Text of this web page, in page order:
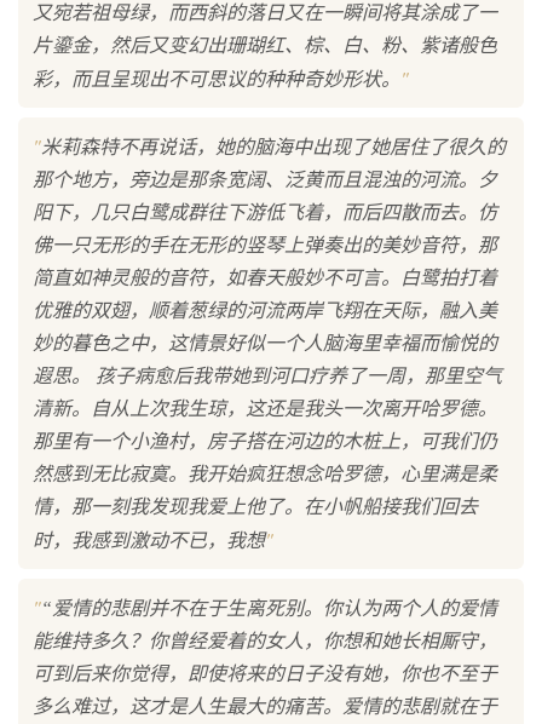
又宛若祖母绿，而西斜的落日又在一瞬间将其涂成了一
片鎏金，然后又变幻出珊瑚红、棕、白、粉、紫诸般色
彩，而且呈现出不可思议的种种奇妙形状。
"
"米莉森特不再说话，她的脑海中出现了她居住了很久的
那个地方，旁边是那条宽阔、泛黄而且混浊的河流。夕
阳下，几只白鹭成群往下游低飞着，而后四散而去。仿
佛一只无形的手在无形的竖琴上弹奏出的美妙音符，那
简直如神灵般的音符，如春天般妙不可言。白鹭拍打着
优雅的双翅，顺着葱绿的河流两岸飞翔在天际，融入美
妙的暮色之中，这情景好似一个人脑海里幸福而愉悦的
遐思。 孩子病愈后我带她到河口疗养了一周，那里空气
清新。自从上次我生琼，这还是我头一次离开哈罗德。
那里有一个小渔村，房子搭在河边的木桩上，可我们仍
然感到无比寂寞。我开始疯狂想念哈罗德，心里满是柔
情，那一刻我发现我爱上他了。在小帆船接我们回去
时，我感到激动不已，我想"
"“爱情的悲剧并不在于生离死别。你认为两个人的爱情
能维持多久？你曾经爱着的女人，你想和她长相厮守，
可到后来你觉得，即使将来的日子没有她，你也不至于
多么难过，这才是人生最大的痛苦。爱情的悲剧就在于